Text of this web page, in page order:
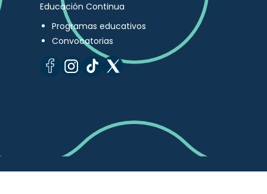
Educación Continua
Programas educativos
Convocatorias